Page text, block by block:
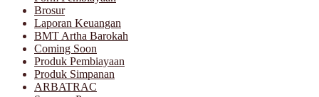
Brosur
Laporan Keuangan
BMT Artha Barokah
Coming Soon
Produk Pembiayaan
Produk Simpanan
ARBATRAC